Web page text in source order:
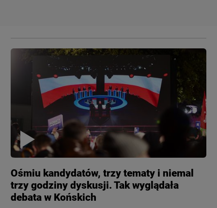
Ośmiu kandydatów, trzy tematy i niemal
trzy godziny dyskusji. Tak wyglądała
debata w Końskich